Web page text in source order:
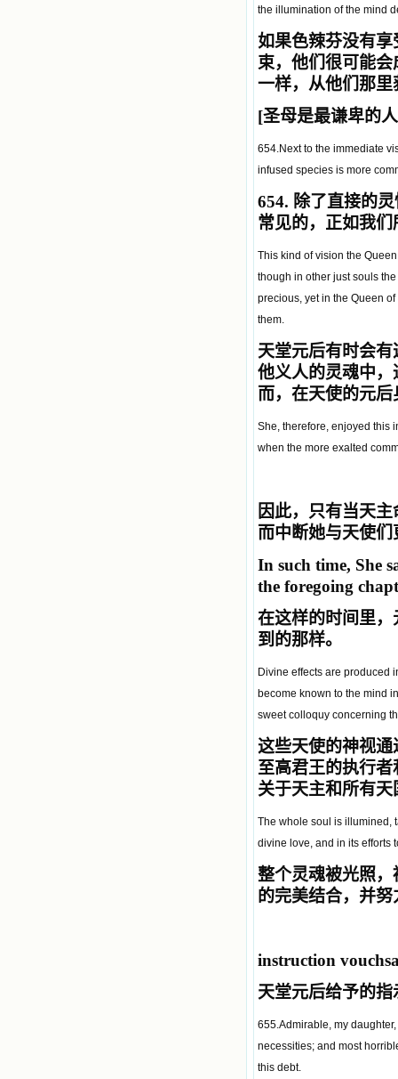
the illumination of the mind
如果色辣芬没有享
束，他们很可能
一样，从他们那
[圣母是最谦卑的
654.Next to the immediate
infused species is more
654. 除了直接的
常见的，正如我
This kind of vision the
though in other just souls
precious, yet in the Queen
them.
天堂元后有时会
他义人的灵魂中
而，在天使的元
She, therefore, enjoyed this
when the more exalted
因此，只有当天
而中断她与天使
In such time, She
the foregoing
在这样的时间里
到的那样。
Divine effects are produced
become known to the mind
sweet colloquy concerning
这些天使的神视
至高君王的执行
关于天主和所有
The whole soul is illumined,
divine love, and in its efforts
整个灵魂被光照
的完美结合，并
instruction
天堂元后给予的指
655.Admirable, my
necessities; and most
this debt.